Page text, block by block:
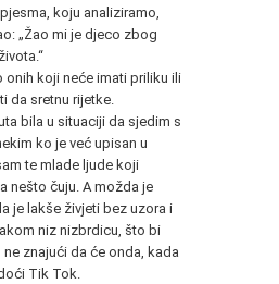
koju analiziramo,
„Žao mi je djeco zbog
onih koji neće imati priliku ili
da sretnu rijetke.
bila u situaciji da sjedim s
ko je već upisan u
te mlade ljude koji
nešto čuju. A možda je
je lakše živjeti bez uzora i
niz nizbrdicu, što bi
znajući da će onda, kada
Tik Tok.